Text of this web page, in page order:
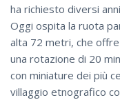
ha richiesto diversi
Oggi ospita la ruota
alta 72 metri, che
una rotazione di 20
con miniature dei più
villaggio etnografico